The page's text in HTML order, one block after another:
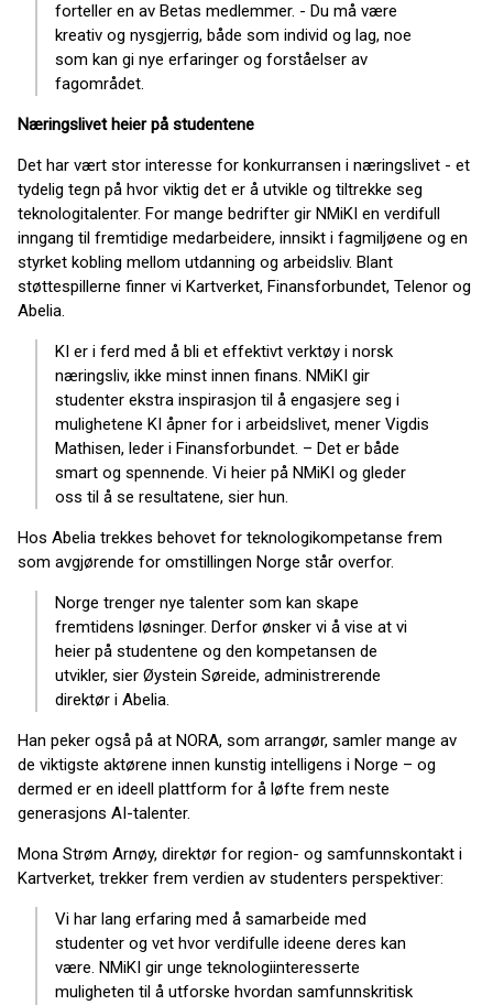
forteller en av Betas medlemmer. - Du må være
kreativ og nysgjerrig, både som individ og lag, noe
som kan gi nye erfaringer og forståelser av
fagområdet.
Næringslivet heier på studentene
Det har vært stor interesse for konkurransen i næringslivet - et
tydelig tegn på hvor viktig det er å utvikle og tiltrekke seg
teknologitalenter. For mange bedrifter gir NMiKI en verdifull
inngang til fremtidige medarbeidere, innsikt i fagmiljøene og en
styrket kobling mellom utdanning og arbeidsliv. Blant
støttespillerne finner vi Kartverket, Finansforbundet, Telenor og
Abelia.
KI er i ferd med å bli et effektivt verktøy i norsk
næringsliv, ikke minst innen finans. NMiKI gir
studenter ekstra inspirasjon til å engasjere seg i
mulighetene KI åpner for i arbeidslivet, mener Vigdis
Mathisen, leder i Finansforbundet. – Det er både
smart og spennende. Vi heier på NMiKI og gleder
oss til å se resultatene, sier hun.
Hos Abelia trekkes behovet for teknologikompetanse frem
som avgjørende for omstillingen Norge står overfor.
Norge trenger nye talenter som kan skape
fremtidens løsninger. Derfor ønsker vi å vise at vi
heier på studentene og den kompetansen de
utvikler, sier Øystein Søreide, administrerende
direktør i Abelia.
Han peker også på at NORA, som arrangør, samler mange av
de viktigste aktørene innen kunstig intelligens i Norge – og
dermed er en ideell plattform for å løfte frem neste
generasjons AI-talenter.
Mona Strøm Arnøy, direktør for region- og samfunnskontakt i
Kartverket, trekker frem verdien av studenters perspektiver:
Vi har lang erfaring med å samarbeide med
studenter og vet hvor verdifulle ideene deres kan
være. NMiKI gir unge teknologiinteresserte
muligheten til å utforske hvordan samfunnskritisk